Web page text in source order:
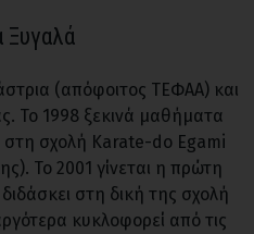
Ξυγαλά
(απόφοιτος ΤΕΦΑΑ) και
Το 1998 ξεκινά μαθήματα
στη σχολή Κarate-do Εgami
Το 2001 γίνεται η πρώτη
στη δική της σχολή
κυκλοφορεί από τις